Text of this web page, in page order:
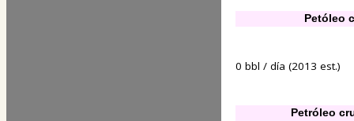
Petóleo
0 bbl / día (2013 est.)
Petróleo